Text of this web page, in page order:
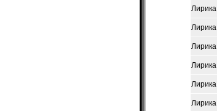
Лирика
Лирика
Лирика
Лирика
Лирика
Лирика